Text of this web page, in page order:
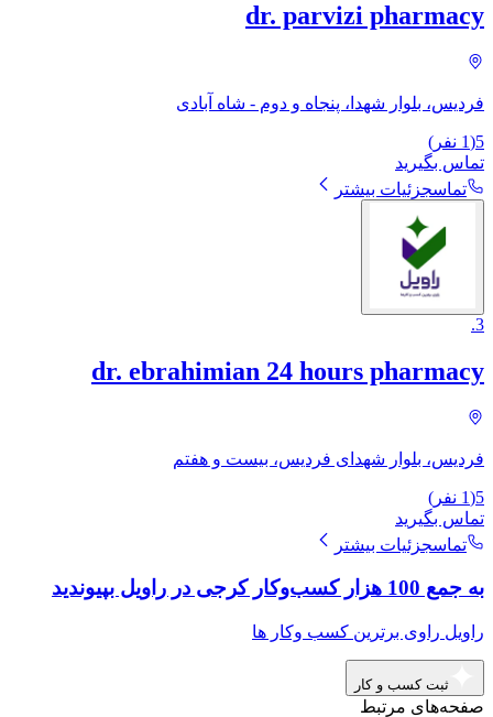
dr. parvizi pharmacy
فردیس، بلوار شهدا، پنجاه و دوم - شاه آبادی
5
(
1 نفر)
تماس بگیرید
تماسجزئیات بیشتر
3
.
dr. ebrahimian 24 hours pharmacy
فردیس، بلوار شهدای فردیس، بیست و هفتم
5
(
1 نفر)
تماس بگیرید
تماسجزئیات بیشتر
به جمع 100 هزار کسب‌وکار کرجی در راویل بپیوندید
راویل راوی برترین کسب وکار ها
ثبت کسب و کار
صفحه‌های مرتبط